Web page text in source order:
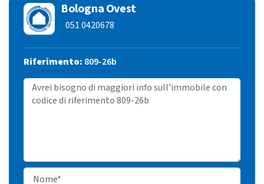
Bologna Ovest
051 0420678
Riferimento: 809-26b